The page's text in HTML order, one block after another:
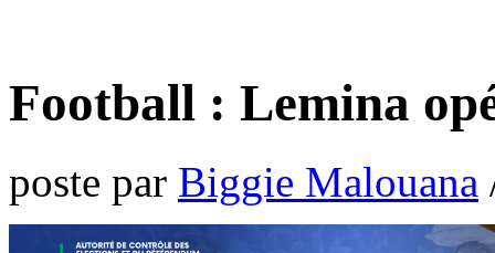
Football : Lemina
poste par Biggie Malouana